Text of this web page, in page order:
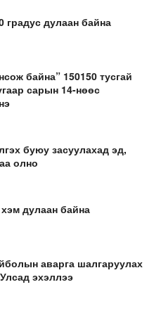
градус дулаан байна
байна” 150150 тусгай
сарын 14-нөөс
буюу засуулахад эд,
олно
дулаан байна
аварга шалгаруулах
эхэллээ